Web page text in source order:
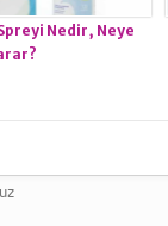
Nedir, Neye